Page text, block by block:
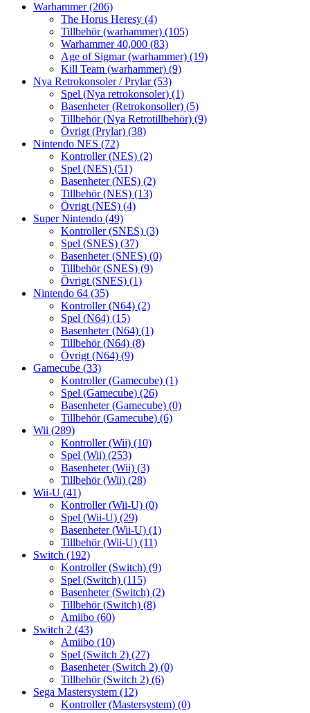
Warhammer(206)
The Horus Heresy (4)
Tillbehör (warhammer) (105)
Warhammer 40,000 (83)
Age of Sigmar (warhammer) (19)
Kill Team (warhammer) (9)
Nya Retrokonsoler / Prylar(53)
Spel (Nya retrokonsoler) (1)
Basenheter (Retrokonsoller) (5)
Tillbehör (Nya Retrotillbehör) (9)
Övrigt (Prylar) (38)
Nintendo NES (72)
Kontroller (NES) (2)
Spel (NES) (51)
Basenheter (NES) (2)
Tillbehör (NES) (13)
Övrigt (NES) (4)
Super Nintendo (49)
Kontroller (SNES) (3)
Spel (SNES) (37)
Basenheter (SNES) (0)
Tillbehör (SNES) (9)
Övrigt (SNES) (1)
Nintendo 64 (35)
Kontroller (N64) (2)
Spel (N64) (15)
Basenheter (N64) (1)
Tillbehör (N64) (8)
Övrigt (N64) (9)
Gamecube (33)
Kontroller (Gamecube) (1)
Spel (Gamecube) (26)
Basenheter (Gamecube) (0)
Tillbehör (Gamecube) (6)
Wii (289)
Kontroller (Wii) (10)
Spel (Wii) (253)
Basenheter (Wii) (3)
Tillbehör (Wii) (28)
Wii-U (41)
Kontroller (Wii-U) (0)
Spel (Wii-U) (29)
Basenheter (Wii-U) (1)
Tillbehör (Wii-U) (11)
Switch (192)
Kontroller (Switch) (9)
Spel (Switch) (115)
Basenheter (Switch) (2)
Tillbehör (Switch) (8)
Amiibo (60)
Switch 2 (43)
Amiibo (10)
Spel (Switch 2) (27)
Basenheter (Switch 2) (0)
Tillbehör (Switch 2) (6)
Sega Mastersystem (12)
Kontroller (Mastersystem) (0)